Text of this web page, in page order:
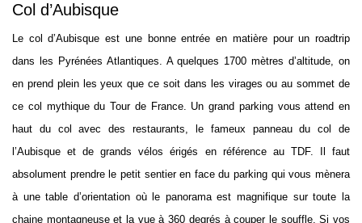
Col d’Aubisque
Le col d’Aubisque est une bonne entrée en matière pour un roadtrip
dans les Pyrénées Atlantiques. A quelques 1700 mètres d’altitude, on
en prend plein les yeux que ce soit dans les virages ou au sommet de
ce col mythique du Tour de France. Un grand parking vous attend en
haut du col avec des restaurants, le fameux panneau du col de
l’Aubisque et de grands vélos érigés en référence au TDF. Il faut
absolument prendre le petit sentier en face du parking qui vous mènera
à une table d’orientation où le panorama est magnifique sur toute la
chaine montagneuse et la vue à 360 degrés à couper le souffle. Si vos